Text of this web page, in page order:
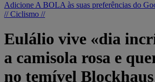
Adicione A BOLA às suas preferências do
// Ciclismo //
Eulálio vive «dia
a camisola rosa e
no temível Blockhaus